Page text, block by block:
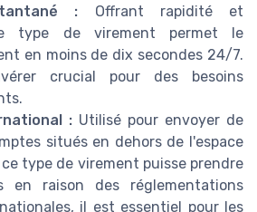
: Offrant rapidité et
type de virement permet le
en moins de dix secondes 24/7.
crucial pour des besoins
: Utilisé pour envoyer de
situés en dehors de l'espace
ce type de virement puisse prendre
en raison des réglementations
il est essentiel pour les